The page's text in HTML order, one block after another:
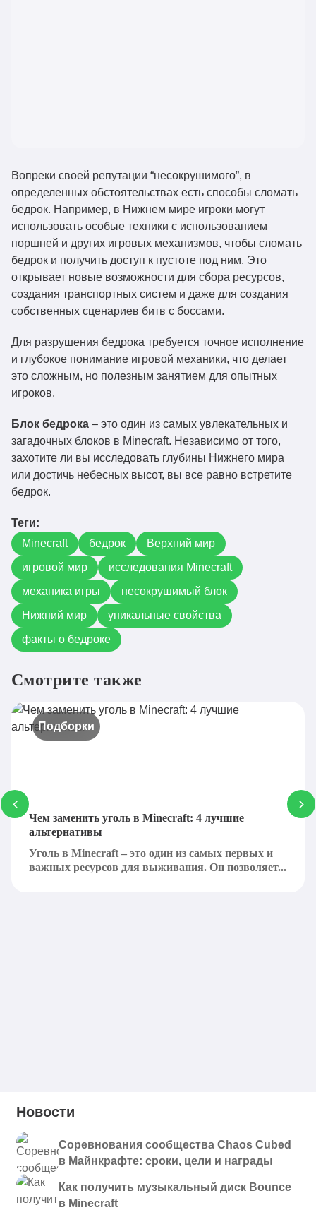
Вопреки своей репутации “несокрушимого”, в
определенных обстоятельствах есть способы сломать
бедрок. Например, в Нижнем мире игроки могут
использовать особые техники с использованием
поршней и других игровых механизмов, чтобы сломать
бедрок и получить доступ к пустоте под ним. Это
открывает новые возможности для сбора ресурсов,
создания транспортных систем и даже для создания
собственных сценариев битв с боссами.
Для разрушения бедрока требуется точное исполнение
и глубокое понимание игровой механики, что делает
это сложным, но полезным занятием для опытных
игроков.
Блок бедрока – это один из самых увлекательных и
загадочных блоков в Minecraft. Независимо от того,
захотите ли вы исследовать глубины Нижнего мира
или достичь небесных высот, вы все равно встретите
бедрок.
Теги:
Minecraft
бедрок
Верхний мир
игровой мир
исследования Minecraft
механика игры
несокрушимый блок
Нижний мир
уникальные свойства
факты о бедроке
Смотрите также
Подборки
Чем заменить уголь в Minecraft: 4 лучшие
альтернативы
Уголь в Minecraft – это один из самых первых и
важных ресурсов для выживания. Он позволяет...
Новости
Соревнования сообщества Chaos Cubed
в Майнкрафте: сроки, цели и награды
Как получить музыкальный диск Bounce
в Minecraft